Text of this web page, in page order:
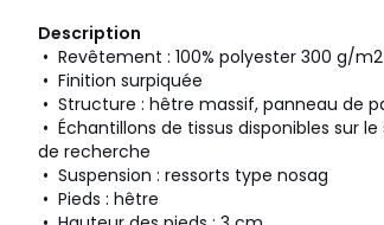
Description
• Revêtement : 100% polyester 300 g/m2
• Finition surpiquée
• Structure : hêtre massif, panneau de
• Échantillons de tissus disponibles sur
de recherche
• Suspension : ressorts type nosag
• Pieds : hêtre